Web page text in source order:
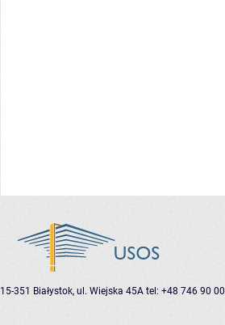
15-351 Białystok, ul. Wiejska 45A tel: +48 746 90 00